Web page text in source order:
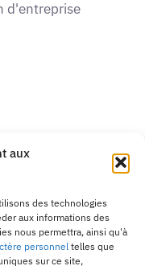
aux
des technologies
aux informations des
nous permettra, ainsi qu'à
personnel telles que
sur ce site,
d'entreprise
31770